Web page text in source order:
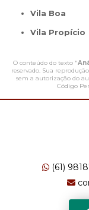
Vila Boa
Vila Propício
O conteúdo do texto "
reservado. Sua
sem a autorização do
Código
(61)